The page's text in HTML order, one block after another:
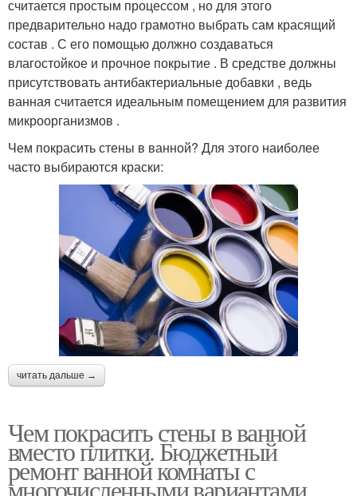
считается простым процессом , но для этого
предварительно надо грамотно выбрать сам красящий
состав . С его помощью должно создаваться
влагостойкое и прочное покрытие . В средстве должны
присутствовать антибактериальные добавки , ведь
ванная считается идеальным помещением для развития
микроорганизмов .
Чем покрасить стены в ванной? Для этого наиболее
часто выбираются краски:
читать дальше →
Чем покрасить стены в ванной
вместо плитки. Бюджетный
ремонт ванной комнаты с
многочисленными вариантами